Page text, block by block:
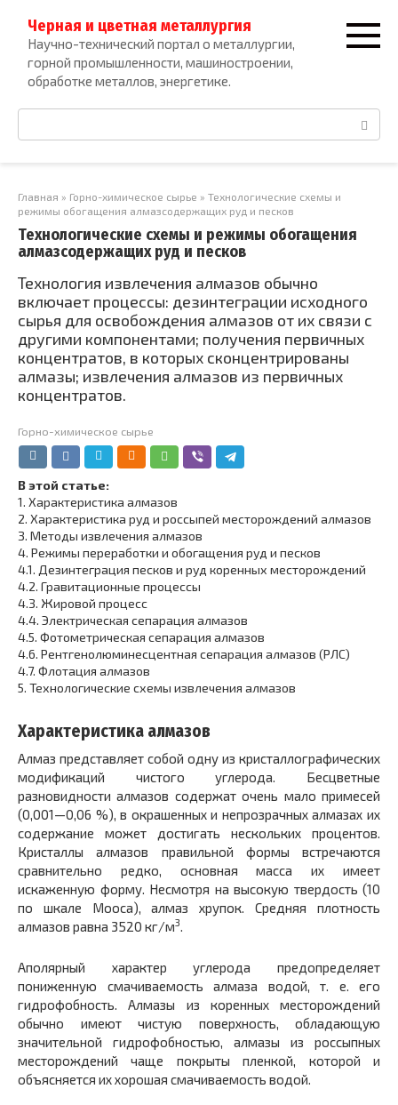
контенту
Черная и цветная металлургия
Научно-технический портал о металлургии,
горной промышленности, машиностроении,
обработке металлов, энергетике.
Поиск:
Главная » Горно-химическое сырье » Технологические схемы и
режимы обогащения алмазсодержащих руд и песков
Технологические схемы и режимы обогащения
алмазсодержащих руд и песков
Технология извлечения алмазов обычно
включает процессы: дезинтеграции исходного
сырья для освобождения алмазов от их связи с
другими компонентами; получения первичных
концентратов, в которых сконцентрированы
алмазы; извлечения алмазов из первичных
концентратов.
Горно-химическое сырье
В этой статье:
1. Характеристика алмазов
2. Характеристика руд и россыпей месторождений алмазов
3. Методы извлечения алмазов
4. Режимы переработки и обогащения руд и песков
4.1. Дезинтеграция песков и руд коренных месторождений
4.2. Гравитационные процессы
4.3. Жировой процесс
4.4. Электрическая сепарация алмазов
4.5. Фотометрическая сепарация алмазов
4.6. Рентгенолюминесцентная сепарация алмазов (РЛС)
4.7. Флотация алмазов
5. Технологические схемы извлечения алмазов
Характеристика алмазов
Алмаз представляет собой одну из кристаллографических
модификаций чистого углерода. Бесцветные
разновидности алмазов содержат очень мало примесей
(0,001—0,06 %), в окрашенных и непрозрачных алмазах их
содержание может достигать нескольких процентов.
Кристаллы алмазов правильной формы встречаются
сравнительно редко, основная масса их имеет
искаженную форму. Несмотря на высокую твердость (10
по шкале Мооса), алмаз хрупок. Средняя плотность
алмазов равна 3520 кг/м3.
Аполярный характер углерода предопределяет
пониженную смачиваемость алмаза водой, т. е. его
гидрофобность. Алмазы из коренных месторождений
обычно имеют чистую поверхность, обладающую
значительной гидрофобностью, алмазы из россыпных
месторождений чаще покрыты пленкой, которой и
объясняется их хорошая смачиваемость водой.